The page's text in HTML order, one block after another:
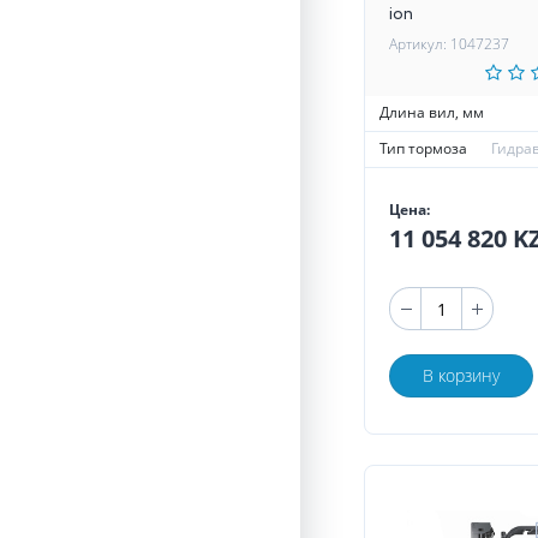
ion
Артикул: 1047237
Длина вил, мм
Тип тормоза
Цена:
11 054 820
В корзину